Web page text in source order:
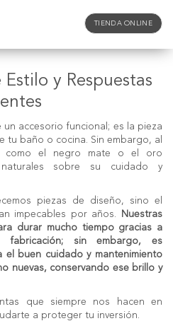
TIENDA ONLINE
y Respuestas
un accesorio funcional; es la pieza
tu baño o cocina. Sin embargo, al
como el negro mate o el oro
sobre su cuidado y
piezas de diseño, sino el
impecables por años.
Nuestras
durar mucho tiempo gracias a
sin embargo, es
el buen cuidado y mantenimiento
nuevas, conservando ese brillo y
que siempre nos hacen en
a proteger tu inversión.